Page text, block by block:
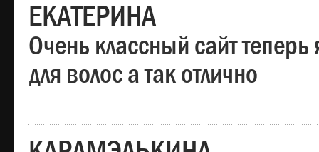
ЕКАТЕРИНА
Очень классный сайт теперь
для волос а так отлично